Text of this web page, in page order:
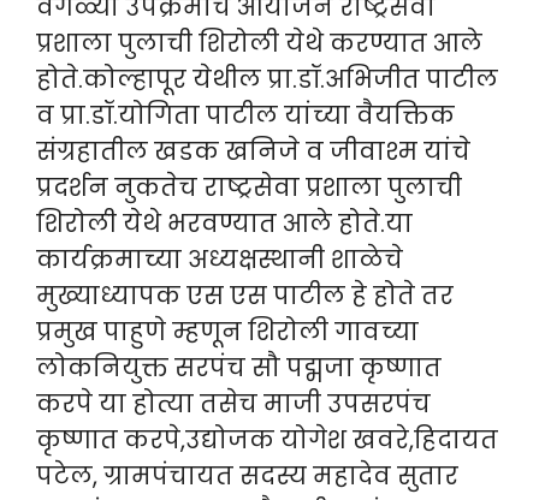
वेगळ्या उपक्रमाचे आयोजन राष्ट्रसेवा
प्रशाला पुलाची शिरोली येथे करण्यात आले
होते.कोल्हापूर येथील प्रा.डॉ.अभिजीत पाटील
व प्रा.डॉ.योगिता पाटील यांच्या वैयक्तिक
संग्रहातील खडक खनिजे व जीवाश्म यांचे
प्रदर्शन नुकतेच राष्ट्रसेवा प्रशाला पुलाची
शिरोली येथे भरवण्यात आले होते.या
कार्यक्रमाच्या अध्यक्षस्थानी शाळेचे
मुख्याध्यापक एस एस पाटील हे होते तर
प्रमुख पाहुणे म्हणून शिरोली गावच्या
लोकनियुक्त सरपंच सौ पद्मजा कृष्णात
करपे या होत्या तसेच माजी उपसरपंच
कृष्णात करपे,उद्योजक योगेश खवरे,हिदायत
पटेल, ग्रामपंचायत सदस्य महादेव सुतार